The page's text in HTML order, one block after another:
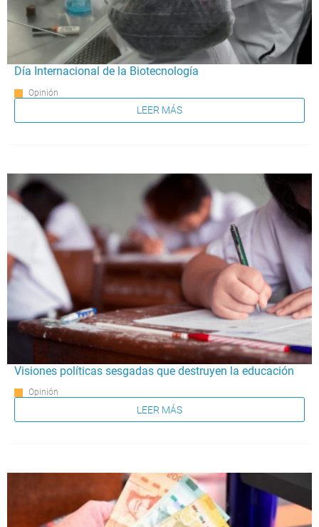
Día Internacional de la Biotecnología
Opinión
LEER MÁS
Visiones políticas sesgadas que destruyen la educación
Opinión
LEER MÁS